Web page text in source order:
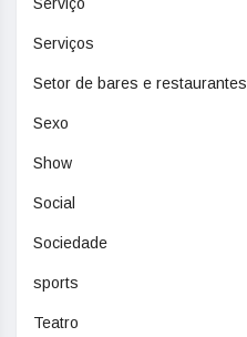
Serviços
Setor de bares e restaurantes
Sexo
Show
Social
Sociedade
sports
Teatro